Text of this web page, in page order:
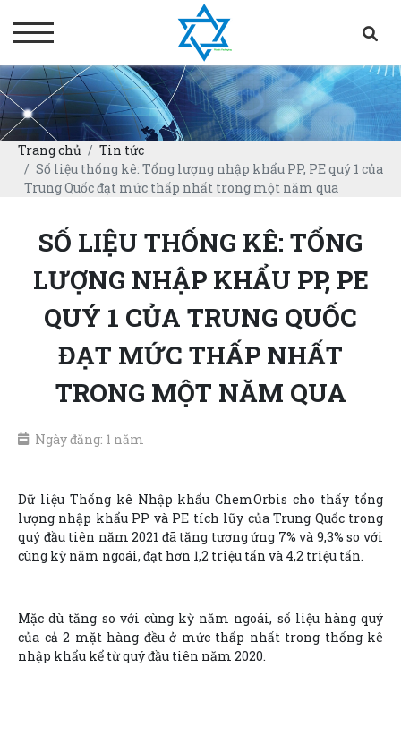
Trang chủ
Tin tức
Số liệu thống kê: Tổng lượng nhập khẩu PP, PE quý 1 của
Trung Quốc đạt mức thấp nhất trong một năm qua
SỐ LIỆU THỐNG KÊ: TỔNG
LƯỢNG NHẬP KHẨU PP, PE
QUÝ 1 CỦA TRUNG QUỐC
ĐẠT MỨC THẤP NHẤT
TRONG MỘT NĂM QUA
Ngày đăng: 1 năm
Dữ liệu Thống kê Nhập khẩu ChemOrbis cho thấy tổng
lượng nhập khẩu PP và PE tích lũy của Trung Quốc trong
quý đầu tiên năm 2021 đã tăng tương ứng 7% và 9,3% so với
cùng kỳ năm ngoái, đạt hơn 1,2 triệu tấn và 4,2 triệu tấn.
Mặc dù tăng so với cùng kỳ năm ngoái, số liệu hàng quý
của cả 2 mặt hàng đều ở mức thấp nhất trong thống kê
nhập khẩu kể từ quý đầu tiên năm 2020.